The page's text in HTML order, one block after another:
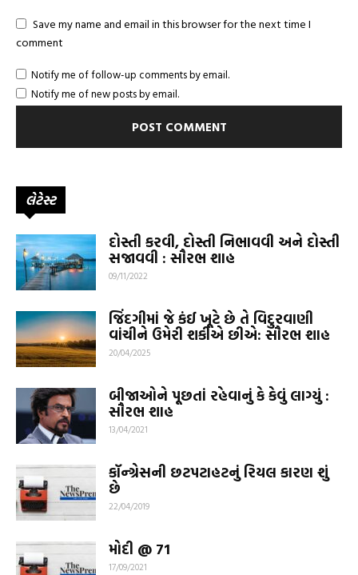
Save my name and email in this browser for the next time I
comment
Notify me of follow-up comments by email.
Notify me of new posts by email.
લેટેસ્ટ
દોસ્તી કરવી, દોસ્તી નિભાવવી અને દોસ્તી
સજાવવી : સૌરભ શાહ
09/11/2022
જિંદગીમાં જે કંઈ ખૂટે છે તે વિદુરવાણી
વાંચીને ઉમેરી શકીએ છીએ: સૌરભ શાહ
20/04/2025
બીજાઓને પૂછતાં રહેવાનું કે કેવું લાગ્યું :
સૌરભ શાહ
13/04/2021
કૉન્ગ્રેસની છટપટાહટનું રિયલ કારણ શું
છે
22/04/2019
મોદી @ 71
17/09/2021